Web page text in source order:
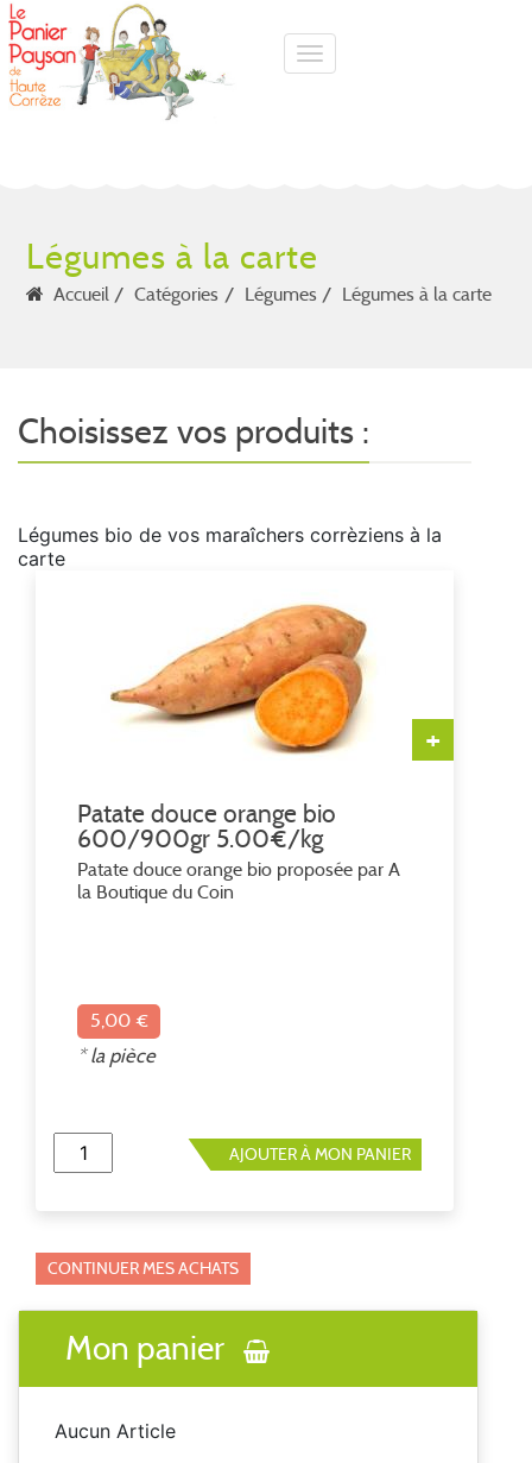
Toggle navigation
Légumes à la carte
Accueil Catégories Légumes Légumes à la carte
Choisissez vos produits :
Légumes bio de vos maraîchers corrèziens à la
carte
+
Patate douce orange bio
600/900gr 5.00€/kg
Patate douce orange bio proposée par A
la Boutique du Coin
5,00 €
* la pièce
AJOUTER À MON PANIER
CONTINUER MES ACHATS
Mon panier
Aucun Article